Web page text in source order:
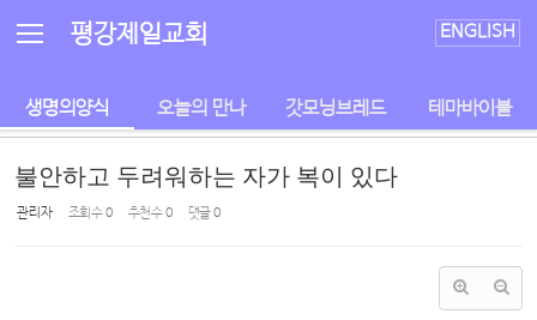
평강제일교회 ENGLISH
생명의양식 오늘의 만나 갓모닝브레드 테마바이블
불안하고 두려워하는 자가 복이 있다
관리자 조회 수0 추천 수0 댓글0